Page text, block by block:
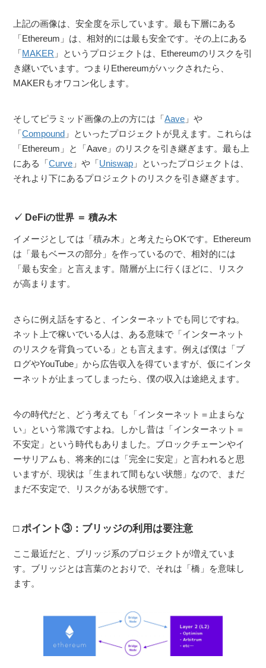
上記の画像は、安全度を示しています。最も下層にある
「Ethereum」は、相対的には最も安全です。その上にある
「MAKER 」というプロジェクトは、Ethereumのリスクを引
き継いでいます。つまりEthereumがハックされたら、
MAKERもオワコン化します。
そしてピラミッド画像の上の方には「Aave 」や
「Compound 」といったプロジェクトが見えます。これらは
「Ethereum」と「Aave」のリスクを引き継ぎます。最も上
にある「Curve 」や「Uniswap 」といったプロジェクトは、
それより下にあるプロジェクトのリスクを引き継ぎます。
DeFiの世界 ＝ 積み木
イメージとしては「積み木」と考えたらOKです。Ethereum
は「最もベースの部分」を作っているので、相対的には
「最も安全」と言えます。階層が上に行くほどに、リスク
が高まります。
さらに例え話をすると、インターネットでも同じですね。
ネット上で稼いでいる人は、ある意味で「インターネット
のリスクを背負っている」とも言えます。例えば僕は「ブ
ログやYouTube」から広告収入を得ていますが、仮にインタ
ーネットが止まってしまったら、僕の収入は途絶えます。
今の時代だと、どう考えても「インターネット＝止まらな
い」という常識ですよね。しかし昔は「インターネット＝
不安定」という時代もありました。ブロックチェーンやイ
ーサリアムも、将来的には「完全に安定」と言われると思
いますが、現状は「生まれて間もない状態」なので、まだ
まだ不安定で、リスクがある状態です。
ポイント③：ブリッジの利用は要注意
ここ最近だと、ブリッジ系のプロジェクトが増えていま
す。ブリッジとは言葉のとおりで、それは「橋」を意味し
ます。